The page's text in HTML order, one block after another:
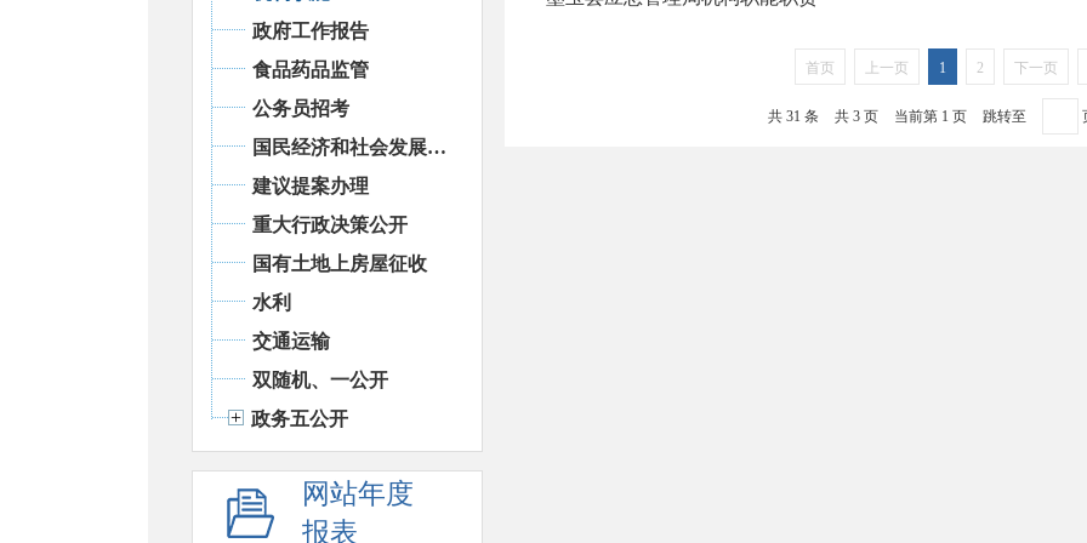
政府工作报告
食品药品监管
公务员招考
国民经济和社会发展统计信息
建议提案办理
重大行政决策公开
国有土地上房屋征收
水利
交通运输
双随机、一公开
政务五公开
网站年度
报表
首页 上一页 1 2 下一页
共 31 条 共 3 页 当前第 1 页 跳转至